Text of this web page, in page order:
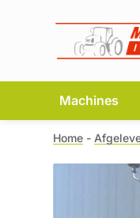
Machines
Home -